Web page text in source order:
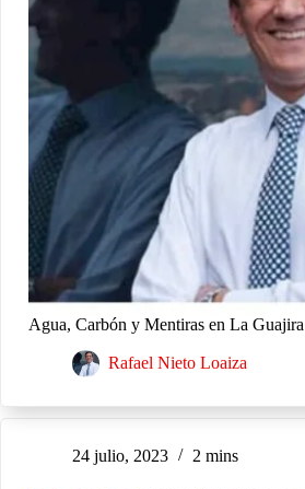
Agua, Carbón y Mentiras en La Guajira
Rafael Nieto Loaiza
24 julio, 2023 2 mins